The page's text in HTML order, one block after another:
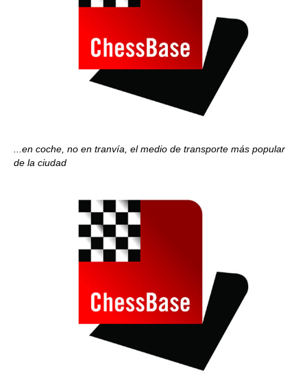
...en coche, no en tranvía, el medio de transporte más popular
de la ciudad